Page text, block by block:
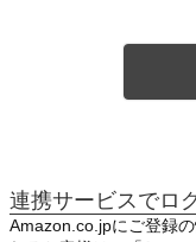
連携サービスでロ
Amazon.co.jpにご登録